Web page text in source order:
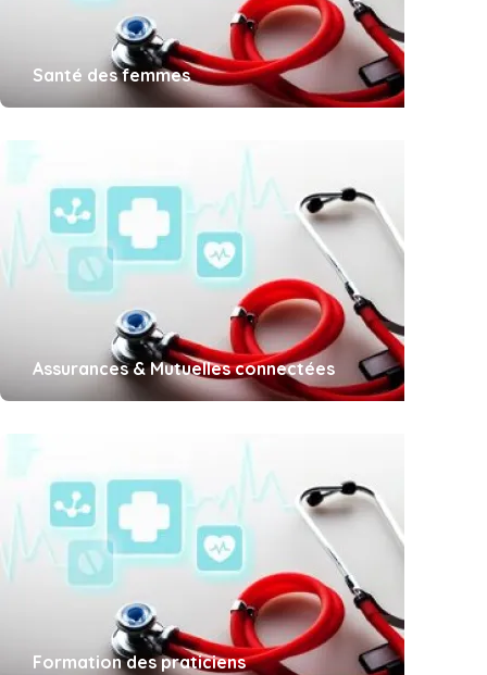
Santé des femmes
Assurances & Mutuelles connectées
Formation des praticiens